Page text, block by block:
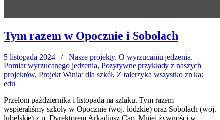
Tym razem w Opocznie i Sobolach
5 listopada 2024 / Nasze projekty, O wyrzucaniu jedzenia,
Pomiar wyrzucanego jedzenia, Pozytywne przykłady z naszych
projektów, Projekt Winiar dla szkół, Z talerzyka wszystko znika:
edu
Przełom października i listopada na szlaku. Tym razem
wspieraliśmy szkoły w Opocznie (woj. łódzkie) oraz Sobolach (woj.
lubelskie) z p. Dyrektorem Arkadiusz Cap. Mniej żywności w